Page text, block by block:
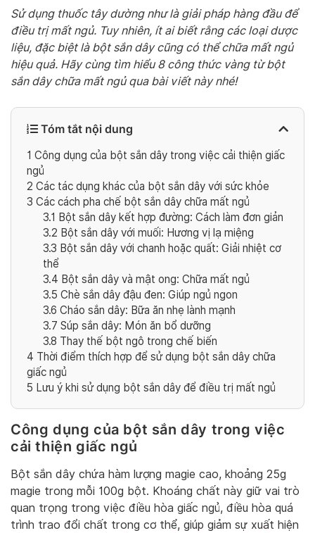
Sử dụng thuốc tây dường như là giải pháp hàng đầu để
điều trị mất ngủ. Tuy nhiên, ít ai biết rằng các loại dược
liệu, đặc biệt là bột sắn dây cũng có thể chữa mất ngủ
hiệu quả. Hãy cùng tìm hiểu 8 công thức vàng từ bột
sắn dây chữa mất ngủ qua bài viết này nhé!
Tóm tắt nội dung
1 Công dụng của bột sắn dây trong việc cải thiện giấc
ngủ
2 Các tác dụng khác của bột sắn dây với sức khỏe
3 Các cách pha chế bột sắn dây chữa mất ngủ
3.1 Bột sắn dây kết hợp đường: Cách làm đơn giản
3.2 Bột sắn dây với muối: Hương vị lạ miệng
3.3 Bột sắn dây với chanh hoặc quất: Giải nhiệt cơ
thể
3.4 Bột sắn dây và mật ong: Chữa mất ngủ
3.5 Chè sắn dây đậu đen: Giúp ngủ ngon
3.6 Cháo sắn dây: Bữa ăn nhẹ lành mạnh
3.7 Súp sắn dây: Món ăn bổ dưỡng
3.8 Thay thế bột ngô trong chế biến
4 Thời điểm thích hợp để sử dụng bột sắn dây chữa
giấc ngủ
5 Lưu ý khi sử dụng bột sắn dây để điều trị mất ngủ
Công dụng của bột sắn dây trong việc
cải thiện giấc ngủ
Bột sắn dây chứa hàm lượng magie cao, khoảng 25g
magie trong mỗi 100g bột. Khoáng chất này giữ vai trò
quan trọng trong việc điều hòa giấc ngủ, điều hòa quá
trình trao đổi chất trong cơ thể, giúp giảm sự xuất hiện